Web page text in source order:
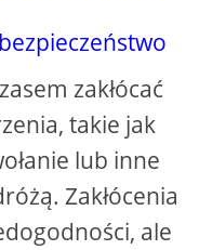
zakłócać
takie jak
lub inne
Zakłócenia
ale